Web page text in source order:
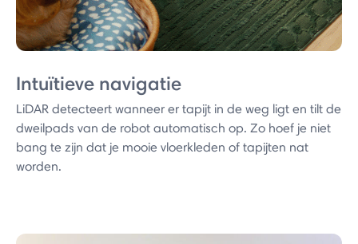
Intuïtieve navigatie
LiDAR detecteert wanneer er tapijt in de weg ligt en tilt de
dweilpads van de robot automatisch op. Zo hoef je niet
bang te zijn dat je mooie vloerkleden of tapijten nat
worden.